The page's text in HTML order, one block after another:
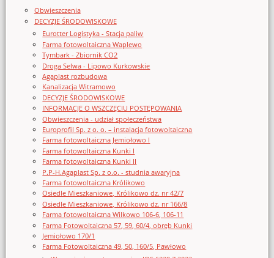
Obwieszczenia
DECYZJE ŚRODOWISKOWE
Eurotter Logistyka - Stacja paliw
Farma fotowoltaiczna Waplewo
Tymbark - Zbiornik CO2
Droga Selwa - Lipowo Kurkowskie
Agaplast rozbudowa
Kanalizacja Witramowo
DECYZJE ŚRODOWISKOWE
INFORMACJE O WSZCZĘCIU POSTĘPOWANIA
Obwieszczenia - udział społeczeństwa
Europrofil Sp. z o. o. – instalacja fotowoltaiczna
Farma fotowoltaiczna Jemiołowo I
Farma fotowoltaiczna Kunki I
Farma fotowoltaiczna Kunki II
P.P-H.Agaplast Sp. z o.o. - studnia awaryjna
Farma fotowoltaiczna Królikowo
Osiedle Mieszkaniowe, Królikowo dz. nr 42/7
Osiedle Mieszkaniowe, Królikowo dz. nr 166/8
Farma fotowoltaiczna Wilkowo 106-6, 106-11
Farma Fotowoltaiczna 57, 59, 60/4, obręb Kunki
Jemiołowo 170/1
Farma Fotowoltaiczna 49, 50, 160/5, Pawłowo